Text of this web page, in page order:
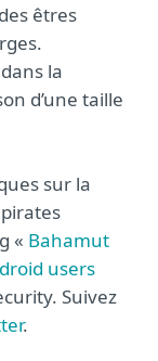
êtres
la
d’une taille
sur la
« Bahamut
users
Suivez
.